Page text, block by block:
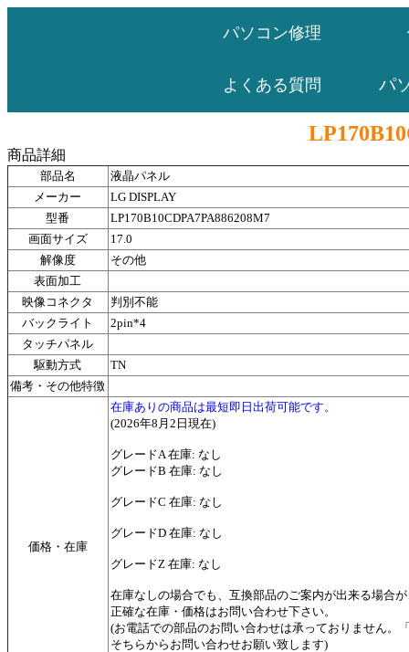
パソコン修理
よくある質問 パ
商品詳細
部品名
液晶パネル
メーカー
LG DISPLAY
型番
LP170B10CDPA7PA886208M7
画面サイズ
17.0
解像度
その他
表面加工
映像コネクタ
判別不能
バックライト
2pin*4
タッチパネル
駆動方式
TN
備考・その他特徴
価格・在庫
在庫ありの商品は最短即日出荷可能です。
(2026年8月2日現在)
グレードA 在庫: なし
グレードB 在庫: なし
グレードC 在庫: なし
グレードD 在庫: なし
グレードZ 在庫: なし
在庫なしの場合でも、互換部品のご案内が出来る場合
正確な在庫・価格はお問い合わせ下さい。
(お電話での部品のお問い合わせは承っておりません。
そちらからお問い合わせお願い致します)